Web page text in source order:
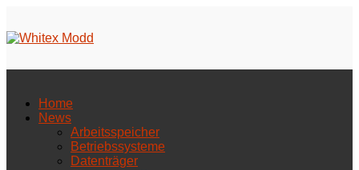
Home
News
Arbeitsspeicher
Betriebssysteme
Datenträger